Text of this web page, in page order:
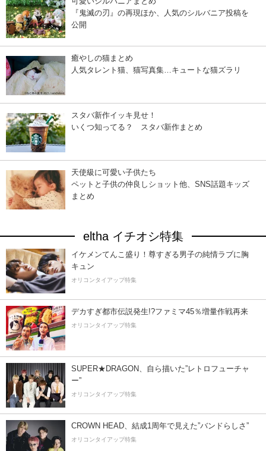
『鬼滅の刃』の再現ほか、人気のシルバニア投稿を
公開
癒やしの猫まとめ
人気タレント猫、猫写真集…キュートな猫ズラリ
スタバ新作イッキ見せ！
いくつ知ってる？ スタバ新作まとめ
天使級に可愛い子供たち
ペットと子供の仲良しショット他、SNS話題キッズ
まとめ
eltha イチオシ特集
イケメンてんこ盛り！尊すぎる男子の純情ラブに胸
キュン
オリコンタイアップ特集
デカすぎ都市伝説発生!?ファミマ45％増量作戦再来
オリコンタイアップ特集
SUPER★DRAGON、自ら描いた”レトロフューチャ
ー”
オリコンタイアップ特集
CROWN HEAD、結成1周年で見えた”バンドらしさ”
オリコンタイアップ特集